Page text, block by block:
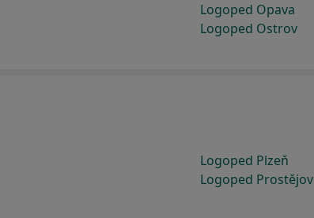
Logoped Opava
Logoped Ostrov
Logoped Plzeň
Logoped Prostějov